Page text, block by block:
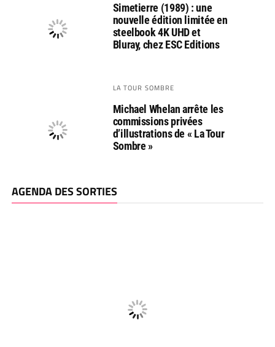
Simetierre (1989) : une
nouvelle édition limitée en
steelbook 4K UHD et
Bluray, chez ESC Editions
LA TOUR SOMBRE
Michael Whelan arrête les
commissions privées
d’illustrations de « La Tour
Sombre »
AGENDA DES SORTIES